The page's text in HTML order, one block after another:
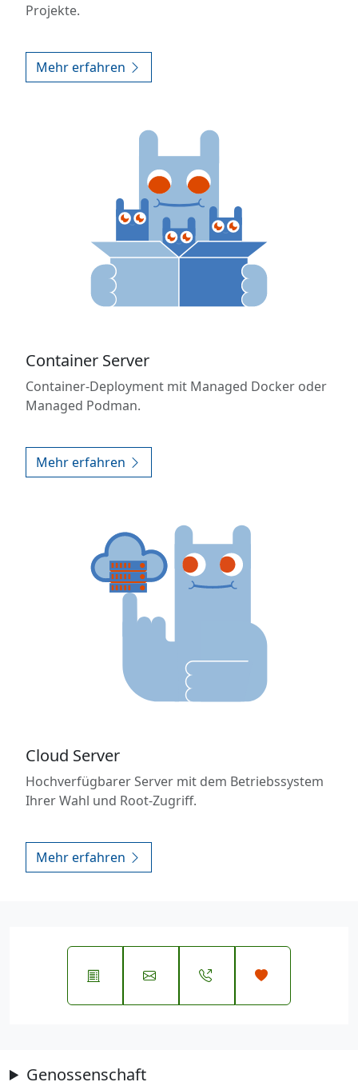
Projekte.
Mehr erfahren
Container Server
Container-Deployment mit Managed Docker oder
Managed Podman.
Mehr erfahren
Cloud Server
Hochverfügbarer Server mit dem Betriebssystem
Ihrer Wahl und Root-Zugriff.
Mehr erfahren
Genossenschaft